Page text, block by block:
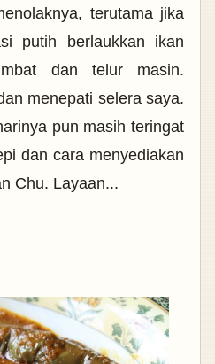
terutama jika
putih berlaukkan ikan
dan telur masin.
menepati selera saya.
pun masih teringat
dan cara menyediakan
Chu. Layaan...